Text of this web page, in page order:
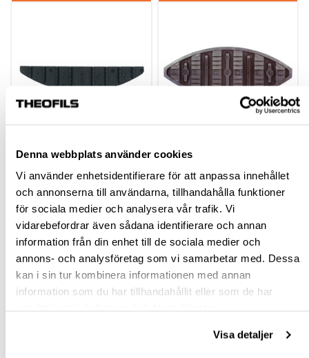
Denna webbplats använder cookies
Vi använder enhetsidentifierare för att anpassa innehållet
och annonserna till användarna, tillhandahålla funktioner
för sociala medier och analysera vår trafik. Vi
vidarebefordrar även sådana identifierare och annan
information från din enhet till de sociala medier och
annons- och analysföretag som vi samarbetar med. Dessa
kan i sin tur kombinera informationen med annan
information som du har tillhandahållit eller som de har
Visa detaljer
FOGPLATTA E20-L
FIXO
403393.30
532,50 kr inkl. moms
FOGPLATTA K20
SVART (250)
403393
1 206,25 kr inkl. moms